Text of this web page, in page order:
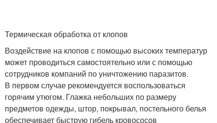
Термическая обработка от клопов
Воздействие на клопов с помощью высоких температур
может проводиться самостоятельно или с помощью
сотрудников компаний по уничтожению паразитов.
В первом случае рекомендуется воспользоваться
горячим утюгом. Глажка небольших по размеру
предметов одежды, штор, покрывал, постельного белья
обеспечивает быструю гибель кровососов